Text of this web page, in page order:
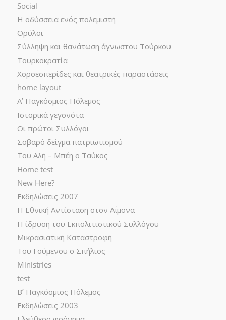
Social
Η οδύσσεια ενός πολεμιστή
Θρύλοι
Σύλληψη και θανάτωση άγνωστου Τούρκου
Τουρκοκρατία
Χοροεσπερίδες και θεατρικές παραστάσεις
home layout
Α’ Παγκόσμιος Πόλεμος
Ιστορικά γεγονότα
Οι πρώτοι Συλλόγοι
Σοβαρό δείγμα πατριωτισμού
Του Αλή – Μπέη ο Ταύκος
Home test
New Here?
Εκδηλώσεις 2007
Η Εθνική Αντίσταση στον Αΐμονα
Η ίδρυση του Εκπολιτιστικού Συλλόγου
Μικρασιατική Καταστροφή
Του Γούμενου ο Σπήλιος
Ministries
test
Β’ Παγκόσμιος Πόλεμος
Εκδηλώσεις 2003